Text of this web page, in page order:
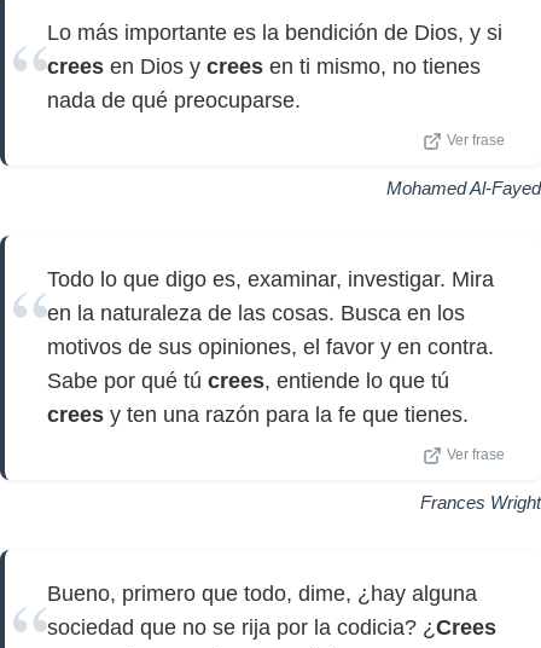
Lo más importante es la bendición de Dios, y si
crees en Dios y crees en ti mismo, no tienes
nada de qué preocuparse.
Ver frase
Mohamed Al-Fayed
Todo lo que digo es, examinar, investigar. Mira
en la naturaleza de las cosas. Busca en los
motivos de sus opiniones, el favor y en contra.
Sabe por qué tú crees, entiende lo que tú
crees y ten una razón para la fe que tienes.
Ver frase
Frances Wright
Bueno, primero que todo, dime, ¿hay alguna
sociedad que no se rija por la codicia? ¿Crees